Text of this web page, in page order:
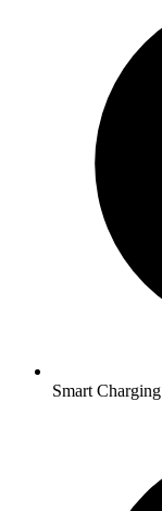
Smart Charging